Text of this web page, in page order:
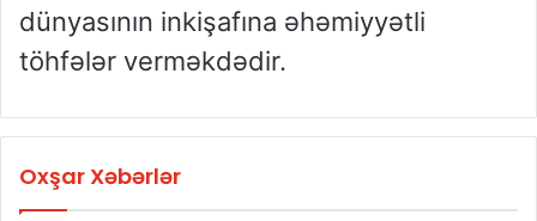
dünyasının inkişafına əhəmiyyətli
töhfələr verməkdədir.
Oxşar Xəbərlər